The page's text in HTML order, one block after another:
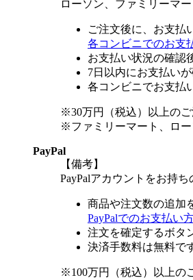
ローソン、ファミリーマ
ご注文後に、お支払
各コンビニでのお支
お支払い状況の確認
7日以内にお支払い
各コンビニでお支払
※30万円（税込）以上のご
※ファミリーマート、ロ
PayPal
【備考】
PayPalアカウントをお持
商品や注文数の追加
PayPalでのお支払い
注文を確定するボタ
決済手数料は無料で
※100万円（税込）以上の